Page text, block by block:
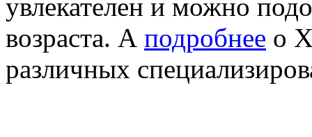
увлекателен и можно
возраста. А подробнее о
различных